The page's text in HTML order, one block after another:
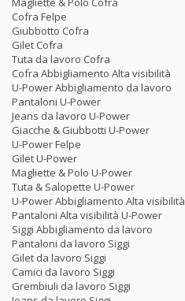
Cofra Felpe
Giubbotto Cofra
Gilet Cofra
Tuta da lavoro Cofra
Cofra Abbigliamento Alta visibilità
U-Power Abbigliamento da lavoro
Pantaloni U-Power
Jeans da lavoro U-Power
Giacche & Giubbotti U-Power
U-Power Felpe
Gilet U-Power
Magliette & Polo U-Power
Tuta & Salopette U-Power
U-Power Abbigliamento Alta visibilità
Pantaloni Alta visibilità U-Power
Siggi Abbigliamento da lavoro
Pantaloni da lavoro Siggi
Gilet da lavoro Siggi
Camici da lavoro Siggi
Grembiuli da lavoro Siggi